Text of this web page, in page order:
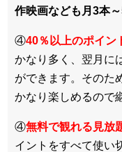
作映画なども月3本
④40％以上のポイン
かなり多く、翌月に
ができます。そのた
かなり楽しめるので
④無料で観れる見放
イントをすべて使い